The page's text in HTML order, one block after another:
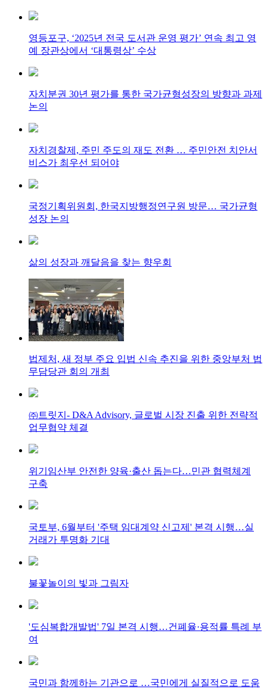
영등포구, ‘2025년 전국 도서관 운영 평가’ 연속 최고 영
예 장관상에서 ‘대통령상’ 수상
자치분권 30년 평가를 통한 국가균형성장의 방향과 과제
논의
자치경찰제, 주민 주도의 재도 전환 … 주민안전 치안서
비스가 최우선 되어야
국정기획위원회, 한국지방행정연구원 방문… 국가균형
성장 논의
삶의 성장과 깨달음을 찾는 향우회
법제처, 새 정부 주요 입법 신속 추진을 위한 중앙부처 법
무담당관 회의 개최
㈜트릿지- D&A Advisory, 글로벌 시장 진출 위한 전략적
업무협약 체결
위기임산부 안전한 양육·출산 돕는다…민관 협력체계
구축
국토부, 6월부터 '주택 임대계약 신고제' 본격 시행…실
거래가 투명화 기대
불꽃놀이의 빛과 그림자
'도심복합개발법' 7일 본격 시행…건폐율·용적률 특례 부
여
국민과 함께하는 기관으로 …국민에게 실질적으로 도움